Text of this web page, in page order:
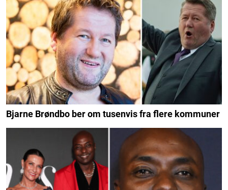
Bjarne Brøndbo ber om tusenvis fra flere kommuner